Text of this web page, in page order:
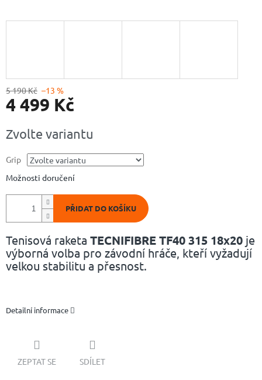
5 190 Kč –13 %
4 499 Kč
cena:
Zvolte variantu
Grip
Možnosti doručení
PŘIDAT DO KOŠÍKU
Tenisová raketa TECNIFIBRE TF40 315 18x20 je
výborná volba pro závodní hráče, kteří vyžadují
velkou stabilitu a přesnost.
Detailní informace
ZEPTAT SE SDÍLET